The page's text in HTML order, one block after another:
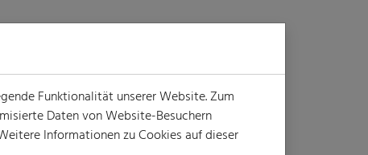
Funktionalität unserer Website. Zum
Daten von Website-Besuchern
Informationen zu Cookies auf dieser